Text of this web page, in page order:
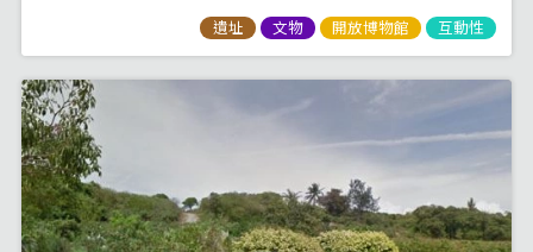
遺址 文物 開放博物館 互動性